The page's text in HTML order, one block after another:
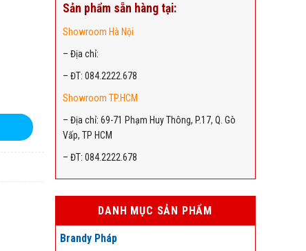
Sản phẩm sẵn hàng tại:
Showroom Hà Nội
– Địa chỉ:
– ĐT: 084.2222.678
Showroom TP.HCM
– Địa chỉ: 69-71 Phạm Huy Thông, P.17, Q. Gò
Vấp, TP HCM
– ĐT: 084.2222.678
DANH MỤC SẢN PHẨM
Brandy Pháp